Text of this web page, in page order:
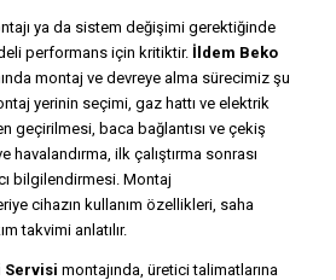
ya da sistem değişimi gerektiğinde
performans için kritiktir. İldem Beko
montaj ve devreye alma sürecimiz şu
yerinin seçimi, gaz hattı ve elektrik
geçirilmesi, baca bağlantısı ve çekiş
ilk çalıştırma sonrası
bilgilendirmesi. Montaj
cihazın kullanım özellikleri, saha
takvimi anlatılır.
Servisi montajında, üretici talimatlarına